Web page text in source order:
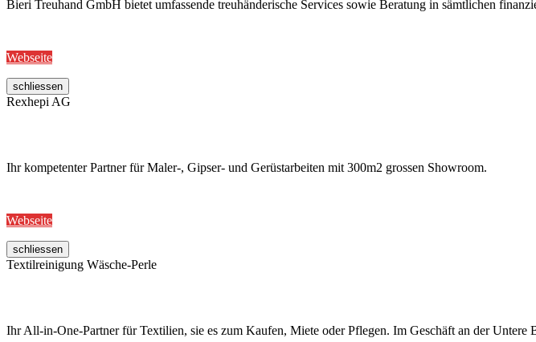
Bieri Treuhand GmbH bietet umfassende treuhänderische Services sowie Beratung in sämtlichen
Webseite
schliessen
Rexhepi AG
Ihr kompetenter Partner für Maler-, Gipser- und Gerüstarbeiten mit 300m2 grossen Showroom.
Webseite
schliessen
Textilreinigung Wäsche-Perle
Ihr All-in-One-Partner für Textilien, sie es zum Kaufen, Miete oder Pflegen. Im Geschäft an der Untere